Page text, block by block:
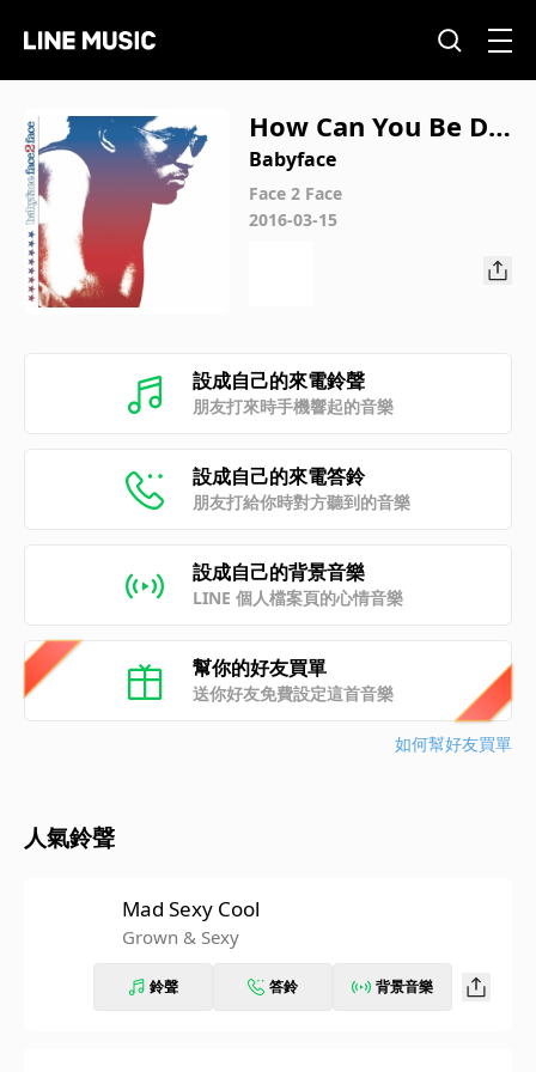
How Can You Be Do
wn
Babyface
Face 2 Face
2016-03-15
設成自己的來電鈴聲
朋友打來時手機響起的音樂
設成自己的來電答鈴
朋友打給你時對方聽到的音樂
設成自己的背景音樂
LINE 個人檔案頁的心情音樂
幫你的好友買單
送你好友免費設定這首音樂
如何幫好友買單
人氣鈴聲
Mad Sexy Cool
Grown & Sexy
鈴聲 答鈴 背景音樂